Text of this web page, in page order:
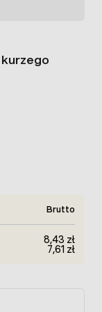
Brutto
8,43 zł
7,61 zł